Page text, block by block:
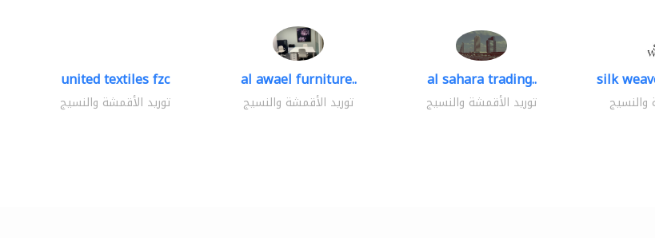
united textiles fzc
توريد الأقمشة والنسيج
al awael furniture..
توريد الأقمشة والنسيج
al sahara trading..
توريد الأقمشة والنسيج
silk
والنسيج